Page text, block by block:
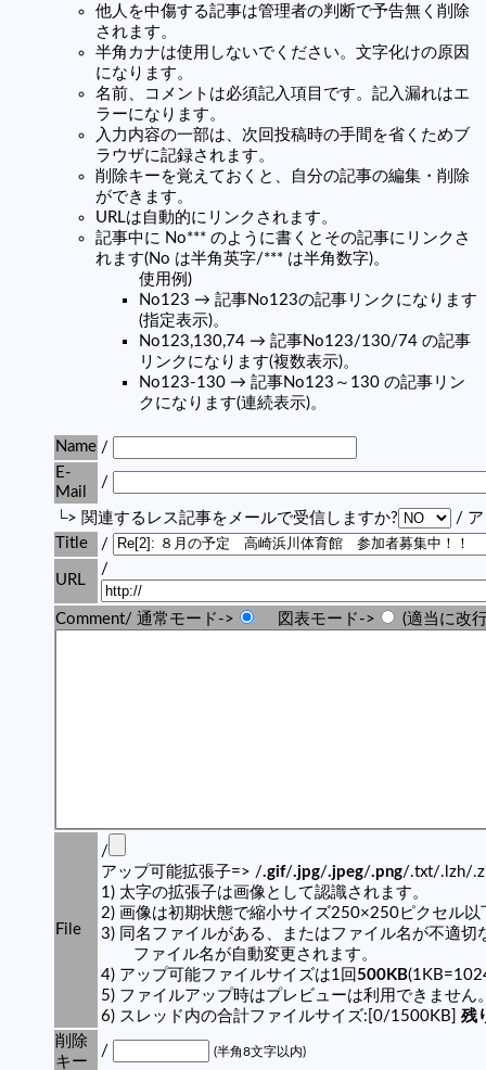
他人を中傷する記事は管理者の判断で予告無く削除
されます。
半角カナは使用しないでください。文字化けの原因
になります。
名前、コメントは必須記入項目です。記入漏れはエ
ラーになります。
入力内容の一部は、次回投稿時の手間を省くためブ
ラウザに記録されます。
削除キーを覚えておくと、自分の記事の編集・削除
ができます。
URLは自動的にリンクされます。
記事中に No*** のように書くとその記事にリンクさ
れます(No は半角英字/*** は半角数字)。
使用例)
No123 → 記事No123の記事リンクになります
(指定表示)。
No123,130,74 → 記事No123/130/74 の記事
リンクになります(複数表示)。
No123-130 → 記事No123～130 の記事リン
クになります(連続表示)。
Name /
E-
Mail
/
└> 関連するレス記事をメールで受信しますか?
/ ア
Title
/
URL
/
Comment/ 通常モード-> 図表モード-> (適当に改
File
/
アップ可能拡張子=> /.gif/.jpg/.jpeg/.png/.txt/.lzh/
1) 太字の拡張子は画像として認識されます。
2) 画像は初期状態で縮小サイズ250×250ピクセル以
3) 同名ファイルがある、またはファイル名が不適切
ファイル名が自動変更されます。
4) アップ可能ファイルサイズは1回 500KB
5) ファイルアップ時はプレビューは利用できません
6) スレッド内の合計ファイルサイズ:[0/1500KB] 残
削除
キー
/ (半角8文字以内)